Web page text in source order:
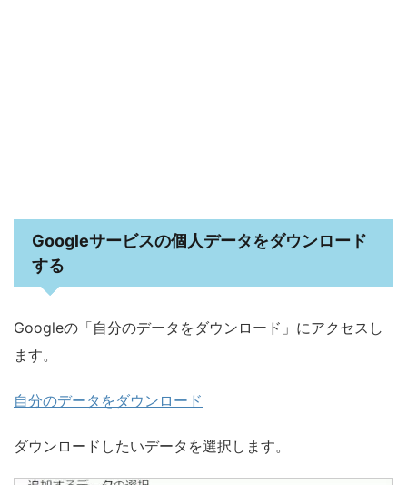
Googleサービスの個人データをダウンロード
する
Googleの「自分のデータをダウンロード」にアクセスし
ます。
自分のデータをダウンロード
ダウンロードしたいデータを選択します。